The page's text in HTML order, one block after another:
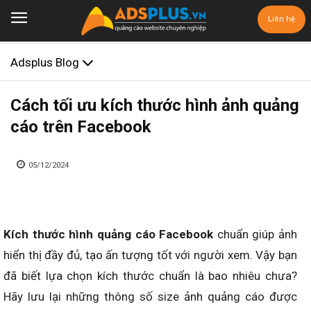
Liên hệ
Adsplus Blog
Cách tối ưu kích thước hình ảnh quảng
cáo trên Facebook
05/12/2024
Kích thước hình quảng cáo Facebook chuẩn giúp ảnh
hiển thị đầy đủ, tạo ấn tượng tốt với người xem. Vậy bạn
đã biết lựa chọn kích thước chuẩn là bao nhiêu chưa?
Hãy lưu lại những thông số size ảnh quảng cáo được